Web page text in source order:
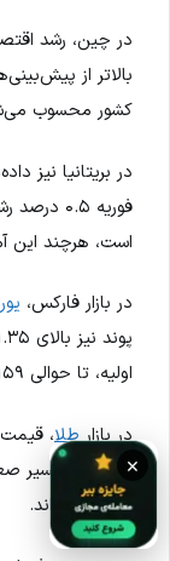
بالاتر از
کشور محسوب
در بریتانیا نیز
فوریه
است، هرچند این
در بازار فارکس،
پوند نیز بالای ۱.۳۵ معامله می‌شود.
اولیه، تا حوالی ۱۵۹ واحد بازگشته است.
در بازارطلا
تثبیت شده‌اند.
×